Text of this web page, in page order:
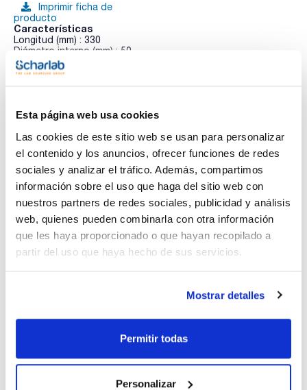
Esta página web usa cookies
Las cookies de este sitio web se usan para personalizar
el contenido y los anuncios, ofrecer funciones de redes
sociales y analizar el tráfico. Además, compartimos
información sobre el uso que haga del sitio web con
nuestros partners de redes sociales, publicidad y análisis
web, quienes pueden combinarla con otra información
que les haya proporcionado o que hayan recopilado a
partir del uso que haya hecho de sus servicios.
Mostrar detalles
Permitir todas
Personalizar
Imprimir ficha de
producto
Características
Longitud (mm) : 330
Diámetro interno (mm) : 50
Terminales : 2xA
Pack (u.) : 1
Fabricadas en vidrio de borosilicato inerte, que permite ver el
Las columnas EZ están diseñadas para adaptarse a todas
las aplicaciones cromatográficas de un laboratorio. Son
aptas para usar con medios acuosos y las EZ Solvent plus
con los disolventes utilizados en cromatografia líquida o en
la purificación de proteínas.
Los terminales pueden ser fijos (F) o ajustables (A).
Columnas completas. Incluye: tubo de vdrio de las
dimensiones elegidas con los dos terminales elgidos
preensamblados con fritados de 25µm PE.
Si se requieren temperaturas altas, las columnas HIT son la
Estan disponibles tambien columnas de recambio, o-rings y
consultas@scharlab.com
Documentación técnica
TDS / Ficha técnica
descargas
COA
Regístrate para
descargas
SDS/ Hoja de seguridad
Regístrate para
descargas
Los productos marcados con esta imagen son
productos marca Scharlau habitualmente en stock,